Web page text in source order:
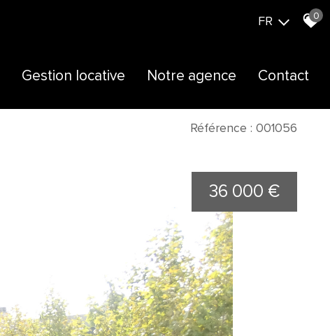
FR 0
Gestion locative Notre agence
Présentation
Contact
Référence : 001056
36 000 €